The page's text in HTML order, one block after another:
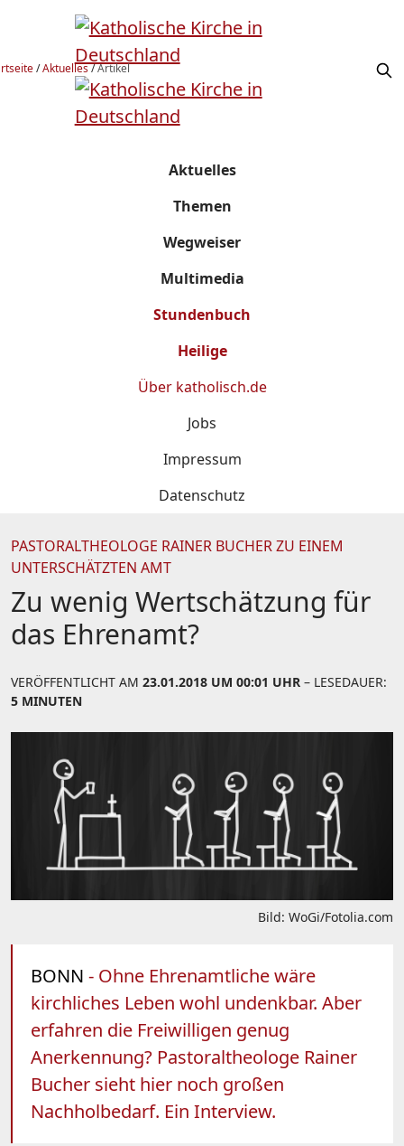
/Aktuelles/Artikel
Aktuelles
Themen
Wegweiser
Multimedia
Stundenbuch
Heilige
Über katholisch.de
Jobs
Impressum
Datenschutz
PASTORALTHEOLOGE RAINER BUCHER ZU EINEM
UNTERSCHÄTZTEN AMT
Zu wenig Wertschätzung für
das Ehrenamt?
VERÖFFENTLICHT AM 23.01.2018 UM 00:01 UHR – LESEDAUER:
5 MINUTEN
Bild: WoGi/Fotolia.com
BONN - Ohne Ehrenamtliche wäre
kirchliches Leben wohl undenkbar. Aber
erfahren die Freiwilligen genug
Anerkennung? Pastoraltheologe Rainer
Bucher sieht hier noch großen
Nachholbedarf. Ein Interview.